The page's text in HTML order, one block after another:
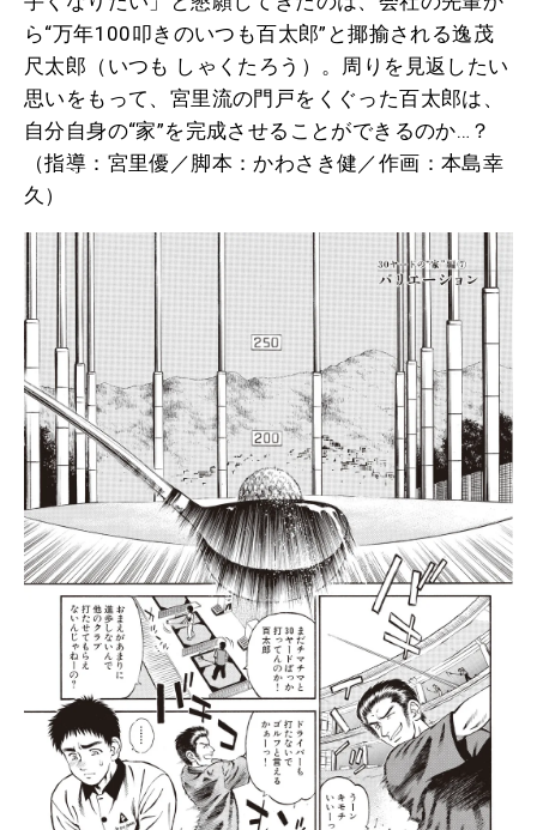
ら“万年100叩きのいつも百太郎”と揶揄される逸茂
尺太郎（いつも しゃくたろう）。周りを見返したい
思いをもって、宮里流の門戸をくぐった百太郎は、
自分自身の“家”を完成させることができるのか…？
（指導：宮里優／脚本：かわさき健／作画：本島幸
久）